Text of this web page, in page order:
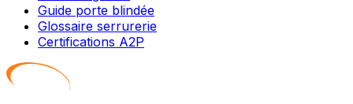
Guide porte blindée
Glossaire serrurerie
Certifications A2P